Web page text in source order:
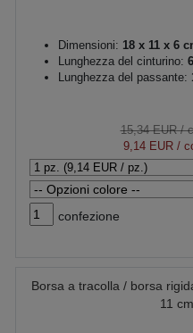
Dimensioni: 18 x 11 x 6
Lunghezza del cinturino:
Lunghezza del passante:
15,34 EUR/
9,14 EUR /
confezione
Borsa a tracolla / borsa
11